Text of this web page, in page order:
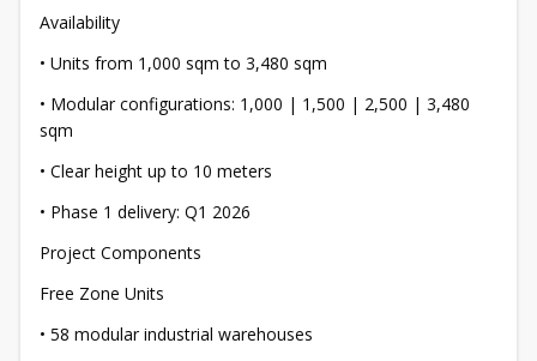
Availability
• Units from 1,000 sqm to 3,480 sqm
• Modular configurations: 1,000 | 1,500 | 2,500 | 3,480
sqm
• Clear height up to 10 meters
• Phase 1 delivery: Q1 2026
Project Components
Free Zone Units
• 58 modular industrial warehouses